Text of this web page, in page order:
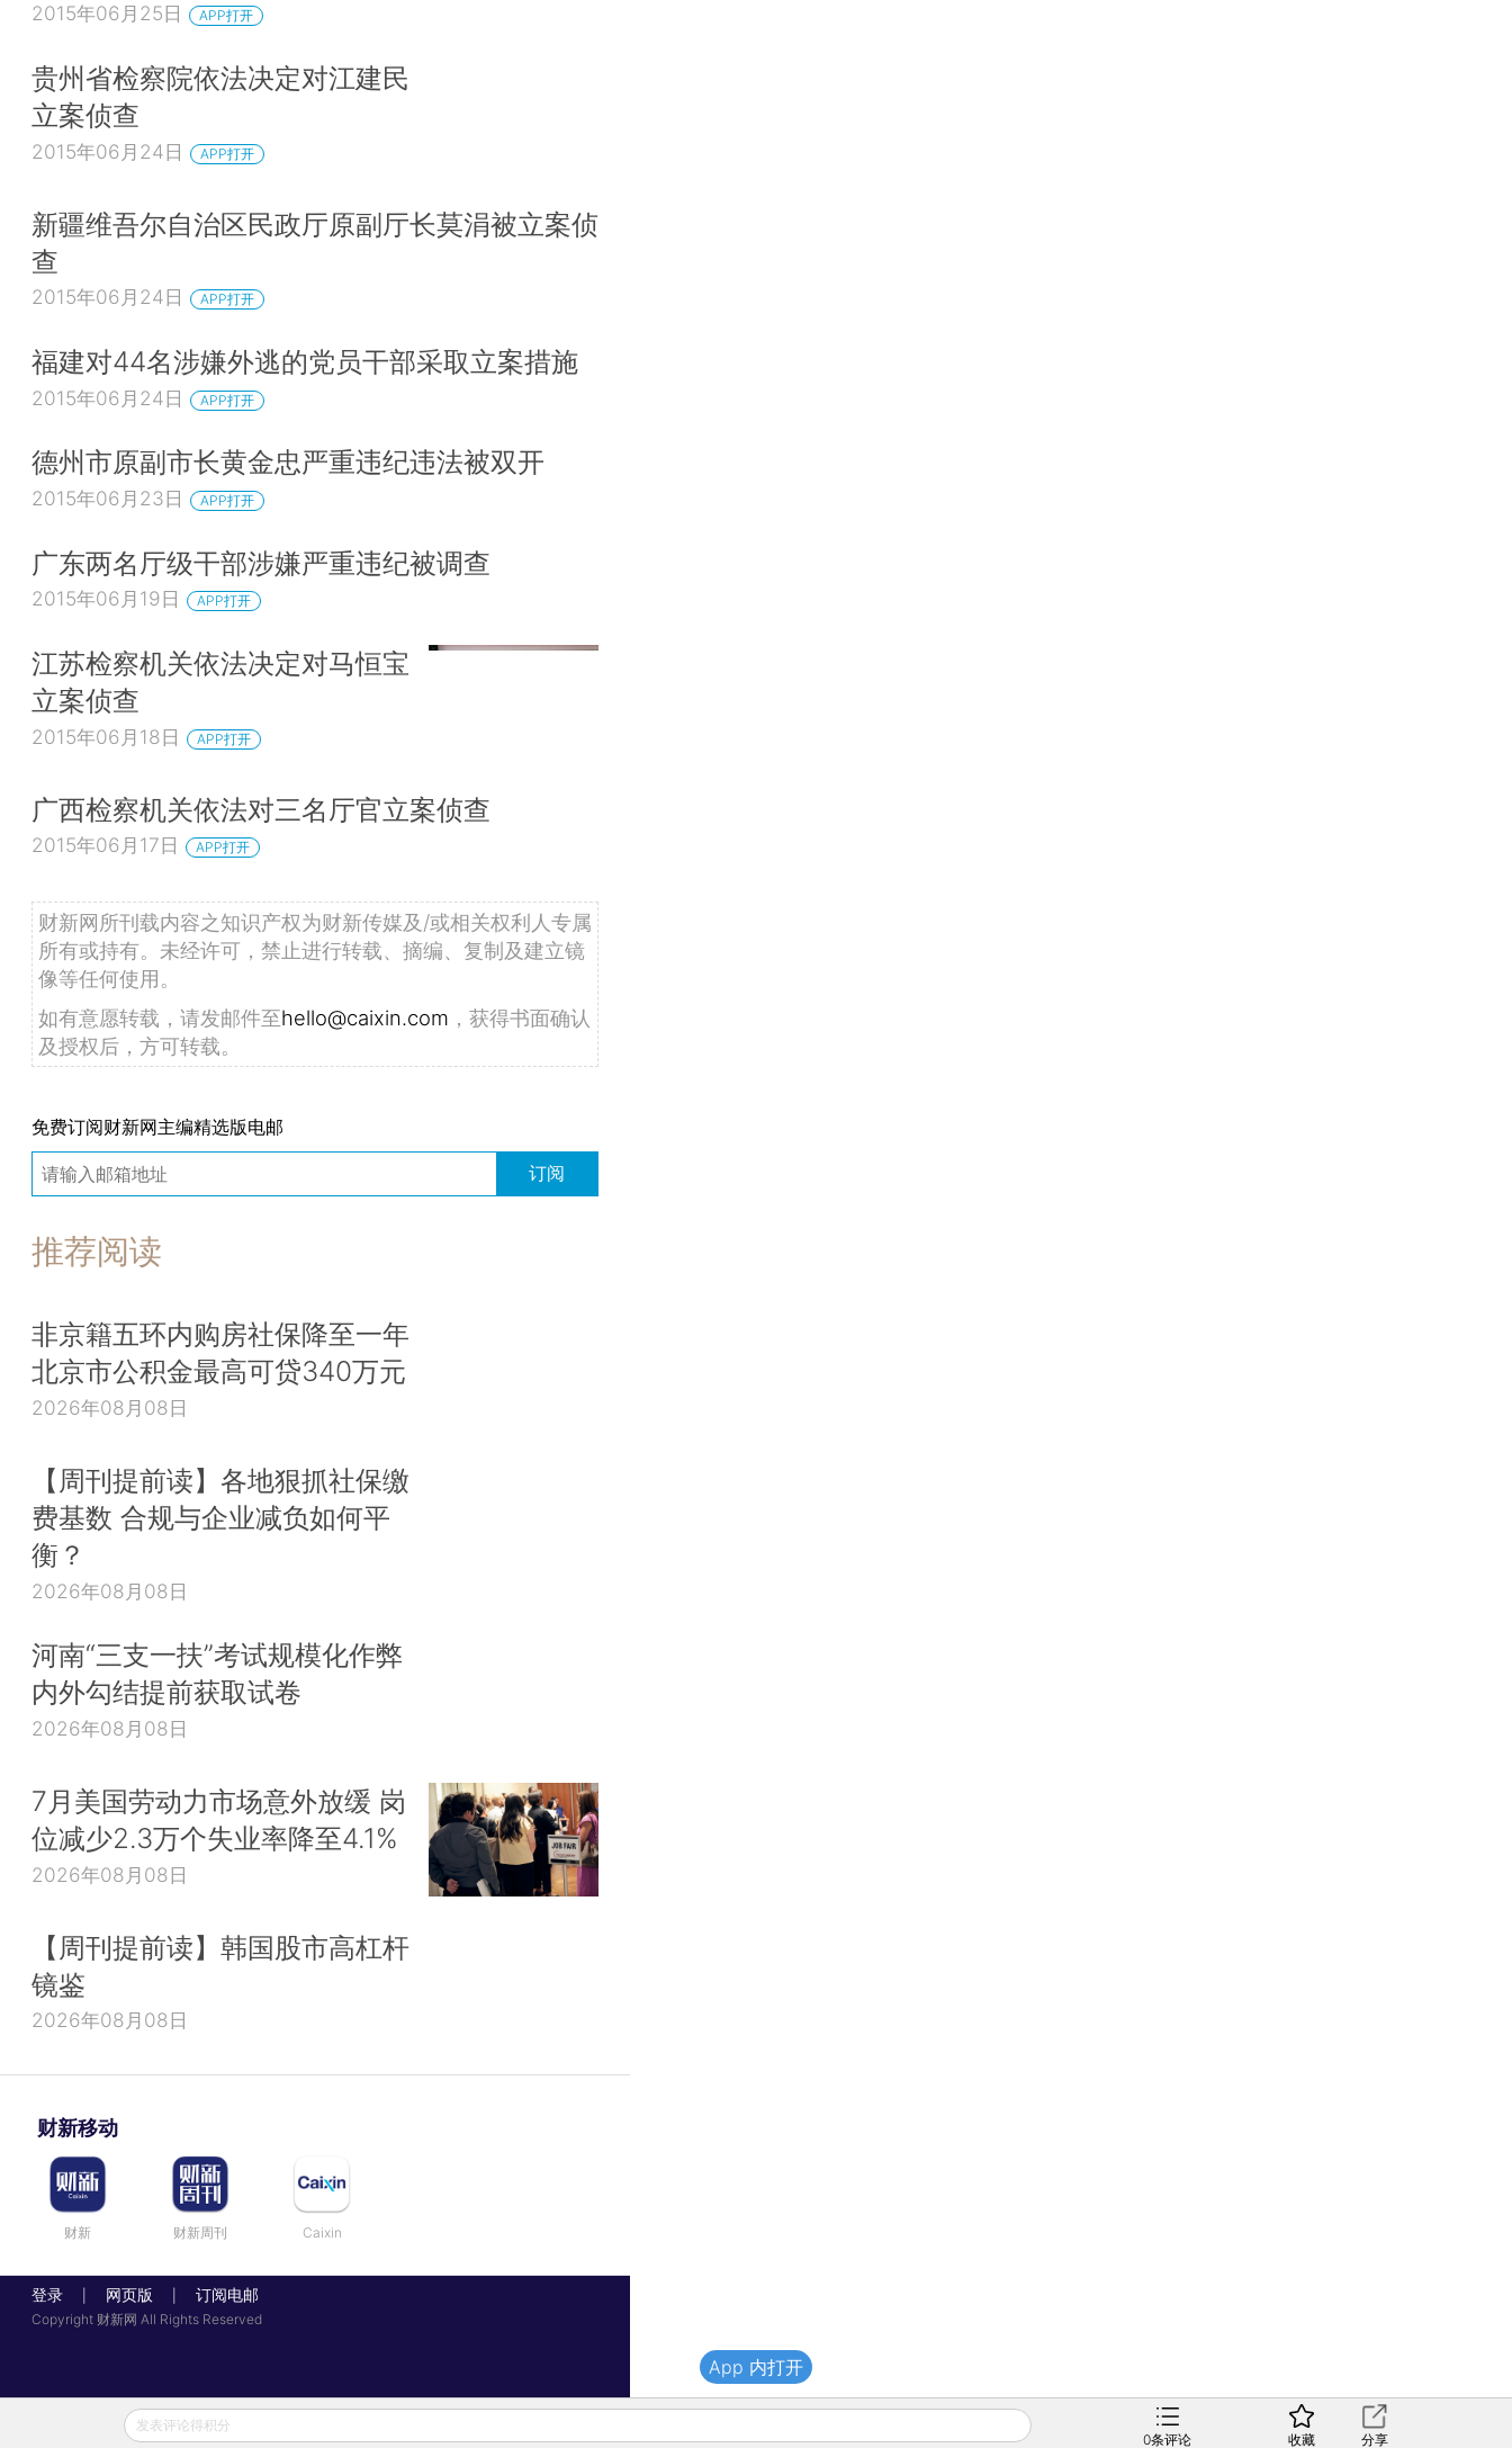
2015年06月25日 APP打开
贵州省检察院依法决定对江建民
立案侦查
2015年06月24日 APP打开
新疆维吾尔自治区民政厅原副厅长莫涓被立案侦
查
2015年06月24日 APP打开
福建对44名涉嫌外逃的党员干部采取立案措施
2015年06月24日 APP打开
德州市原副市长黄金忠严重违纪违法被双开
2015年06月23日 APP打开
广东两名厅级干部涉嫌严重违纪被调查
2015年06月19日 APP打开
江苏检察机关依法决定对马恒宝
立案侦查
2015年06月18日 APP打开
广西检察机关依法对三名厅官立案侦查
2015年06月17日 APP打开
财新网所刊载内容之知识产权为财新传媒及/或相关权利人专属
所有或持有。未经许可，禁止进行转载、摘编、复制及建立镜
像等任何使用。
如有意愿转载，请发邮件至hello@caixin.com ，获得书面确认
及授权后，方可转载。
免费订阅财新网主编精选版电邮
订阅
推荐阅读
非京籍五环内购房社保降至一年
北京市公积金最高可贷340万元
2026年08月08日
【周刊提前读】各地狠抓社保缴
费基数 合规与企业减负如何平
衡？
2026年08月08日
河南“三支一扶”考试规模化作弊
内外勾结提前获取试卷
2026年08月08日
7月美国劳动力市场意外放缓 岗
位减少2.3万个失业率降至4.1%
2026年08月08日
【周刊提前读】韩国股市高杠杆
镜鉴
2026年08月08日
财新移动
财新 财新周刊 Caixin
登录 网页版 订阅电邮
Copyright 财新网 All Rights Reserved
发表评论得积分
0条评论 收藏 分享
App 内打开